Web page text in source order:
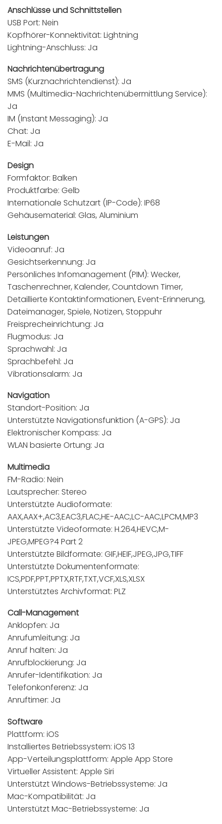
Anschlüsse und Schnittstellen
USB Port: Nein
Kopfhörer-Konnektivität: Lightning
Lightning-Anschluss: Ja
Nachrichtenübertragung
SMS (Kurznachrichtendienst): Ja
MMS (Multimedia-Nachrichtenübermittlung Service):
Ja
IM (Instant Messaging): Ja
Chat: Ja
E-Mail: Ja
Design
Formfaktor: Balken
Produktfarbe: Gelb
Internationale Schutzart (IP-Code): IP68
Gehäusematerial: Glas, Aluminium
Leistungen
Videoanruf: Ja
Gesichtserkennung: Ja
Persönliches Infomanagement (PIM): Wecker,
Taschenrechner, Kalender, Countdown Timer,
Detaillierte Kontaktinformationen, Event-Erinnerung,
Dateimanager, Spiele, Notizen, Stoppuhr
Freisprecheinrichtung: Ja
Flugmodus: Ja
Sprachwahl: Ja
Sprachbefehl: Ja
Vibrationsalarm: Ja
Navigation
Standort-Position: Ja
Unterstützte Navigationsfunktion (A-GPS): Ja
Elektronischer Kompass: Ja
WLAN basierte Ortung: Ja
Multimedia
FM-Radio: Nein
Lautsprecher: Stereo
Unterstützte Audioformate:
AAX,AAX+,AC3,EAC3,FLAC,HE-AAC,LC-AAC,LPCM,MP3
Unterstützte Videoformate: H.264,HEVC,M-
JPEG,MPEG?4 Part 2
Unterstützte Bildformate: GIF,HEIF,JPEG,JPG,TIFF
Unterstützte Dokumentenformate:
ICS,PDF,PPT,PPTX,RTF,TXT,VCF,XLS,XLSX
Unterstütztes Archivformat: PLZ
Call-Management
Anklopfen: Ja
Anrufumleitung: Ja
Anruf halten: Ja
Anrufblockierung: Ja
Anrufer-Identifikation: Ja
Telefonkonferenz: Ja
Anruftimer: Ja
Software
Plattform: iOS
Installiertes Betriebssystem: iOS 13
App-Verteilungsplattform: Apple App Store
Virtueller Assistent: Apple Siri
Unterstützt Windows-Betriebssysteme: Ja
Mac-Kompatibilität: Ja
Unterstützt Mac-Betriebssysteme: Ja